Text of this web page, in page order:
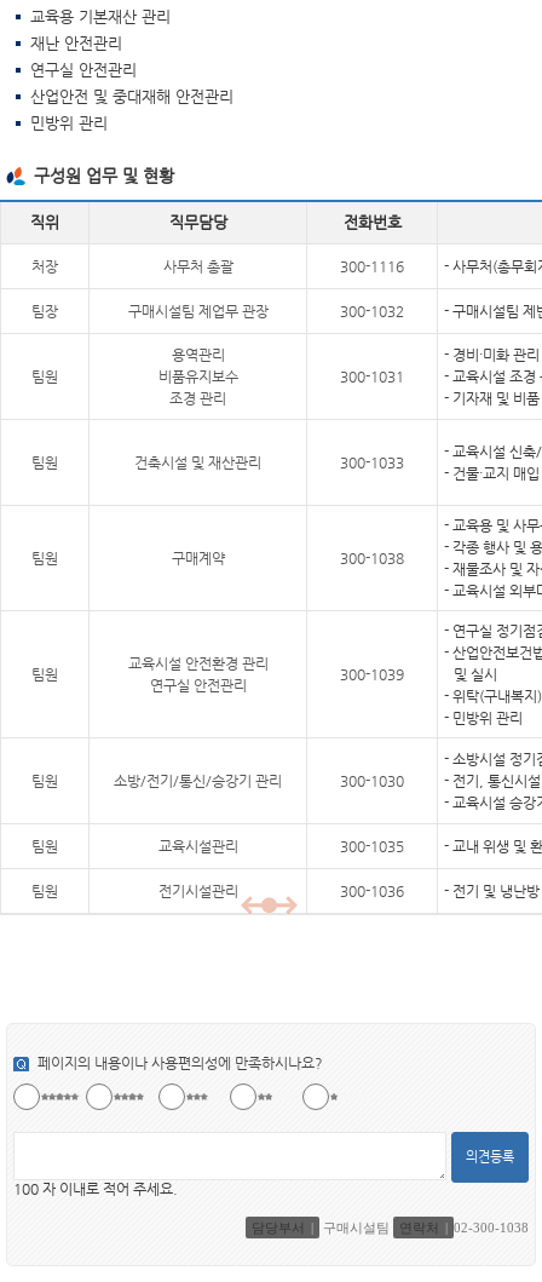
교육용 기본재산 관리
재난 안전관리
연구실 안전관리
산업안전 및 중대재해 안전관리
민방위 관리
구성원 업무 및 현황
직위 직무담당 전화번호
처장 사무처 총괄 300-1116 - 사무처(총무회
팀장 구매시설팀 제업무 관장 300-1032 - 구매시설팀 제
팀원
용역관리
비품유지보수
조경 관리
300-1031
- 경비·미화 관리
- 교육시설 조경
- 기자재 및 비
팀원 건축시설 및 재산관리 300-1033
- 교육시설 신
- 건물·교지 매
팀원 구매계약 300-1038
- 교육용 및 사
- 각종 행사 및
- 재물조사 및
- 교육시설 외부
팀원
교육시설 안전환경 관리
연구실 안전관리
300-1039
- 연구실 정기점
- 산업안전보건
및 실시
- 위탁(구내복지
- 민방위 관리
팀원 소방/전기/통신/승강기 관리 300-1030
- 소방시설 정기
- 전기, 통신시
- 교육시설 승강
팀원 교육시설관리 300-1035 - 교내 위생 및
팀원 전기시설관리 300-1036 - 전기 및 냉난
페이지의 내용이나 사용편의성에 만족하시나요?
의견등록
100 자 이내로 적어 주세요.
담당부서 구매시설팀 연락처 02-300-1038